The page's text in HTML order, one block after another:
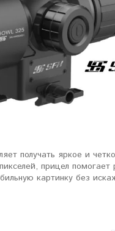
получать яркое и
прицел
картинку без